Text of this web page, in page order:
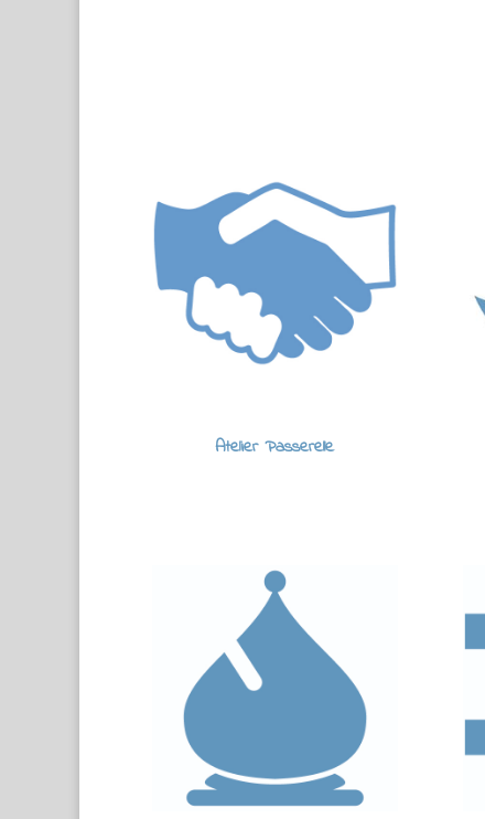
Atelier Passerelle